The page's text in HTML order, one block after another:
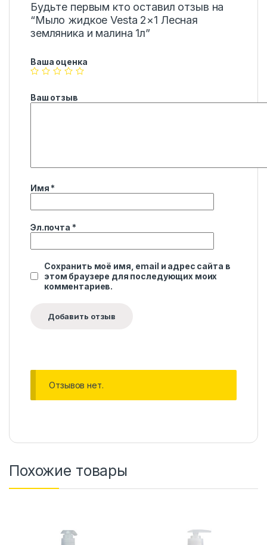
Будьте первым кто оставил отзыв на
“Мыло жидкое Vesta 2×1 Лесная
земляника и малина 1л”
Ваша оценка
Ваш отзыв
Имя *
Эл.почта *
Сохранить моё имя, email и адрес сайта в
этом браузере для последующих моих
комментариев.
Отзывов нет.
Похожие товары